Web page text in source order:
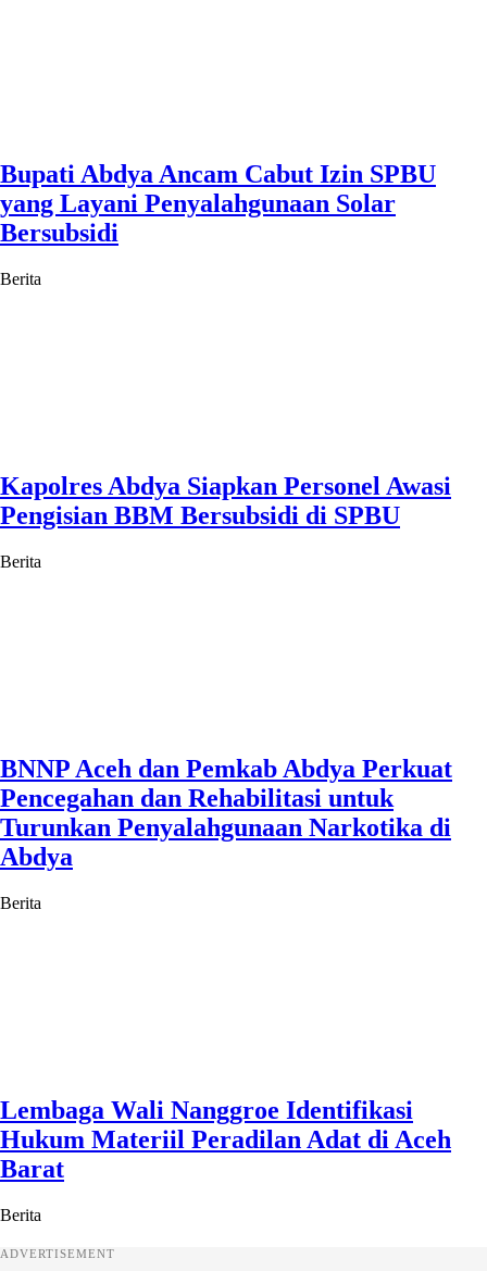
Bupati Abdya Ancam Cabut Izin SPBU
yang Layani Penyalahgunaan Solar
Bersubsidi
Berita
Kapolres Abdya Siapkan Personel Awasi
Pengisian BBM Bersubsidi di SPBU
Berita
BNNP Aceh dan Pemkab Abdya Perkuat
Pencegahan dan Rehabilitasi untuk
Turunkan Penyalahgunaan Narkotika di
Abdya
Berita
Lembaga Wali Nanggroe Identifikasi
Hukum Materiil Peradilan Adat di Aceh
Barat
Berita
ADVERTISEMENT